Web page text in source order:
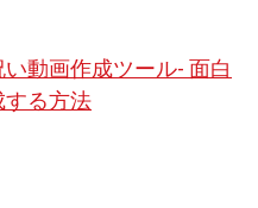
動画作成ツール- 面白
する方法